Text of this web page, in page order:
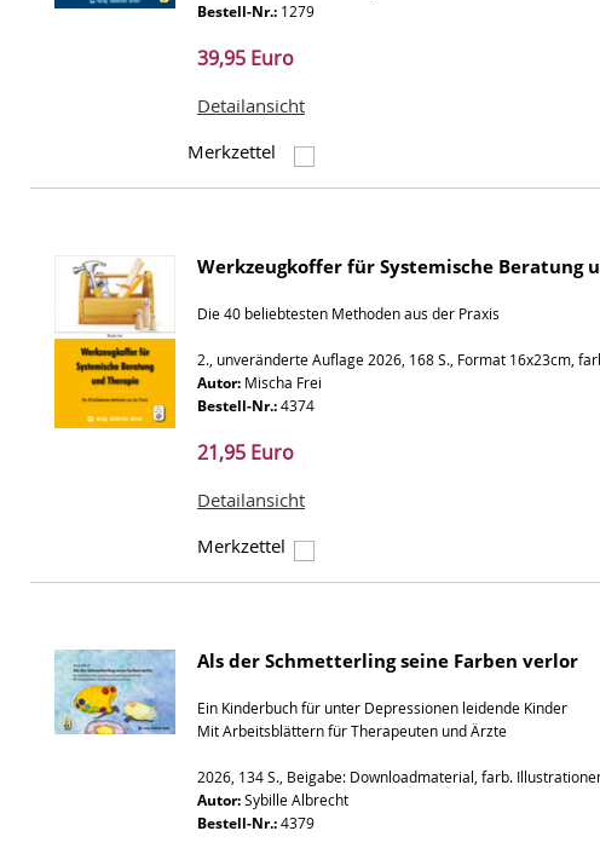
Bestell-Nr.: 1279
39,95 Euro
Detailansicht
Merkzettel
Werkzeugkoffer für Systemische Beratung
Die 40 beliebtesten Methoden aus der Praxis
2., unveränderte Auflage 2026, 168 S., Format 16x23cm,
Autor: Mischa Frei
Bestell-Nr.: 4374
21,95 Euro
Detailansicht
Merkzettel
Als der Schmetterling seine Farben verlor
Ein Kinderbuch für unter Depressionen leidende Kinder
Mit Arbeitsblättern für Therapeuten und Ärzte
2026, 134 S., Beigabe: Downloadmaterial, farb.
Autor: Sybille Albrecht
Bestell-Nr.: 4379